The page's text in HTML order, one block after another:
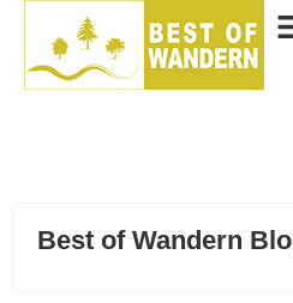
Best of Wandern